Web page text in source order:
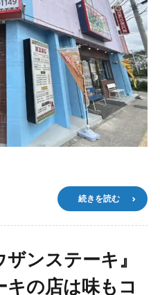
続きを読む
ンステーキ』
キの店は味もコ